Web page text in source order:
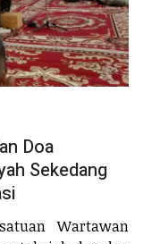
Doa
Sekedang
Wartawan